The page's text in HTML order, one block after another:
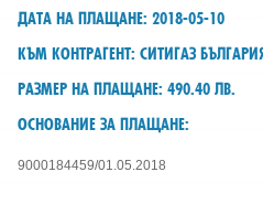
ДАТА НА ПЛАЩАНЕ: 2018-05-10
КЪМ КОНТРАГЕНТ: СИТИГАЗ
РАЗМЕР НА ПЛАЩАНЕ: 490.40 ЛВ.
ОСНОВАНИЕ ЗА ПЛАЩАНЕ:
9000184459/01.05.2018